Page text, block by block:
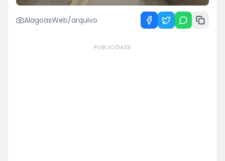
AlagoasWeb/arquivo
PUBLICIDADE